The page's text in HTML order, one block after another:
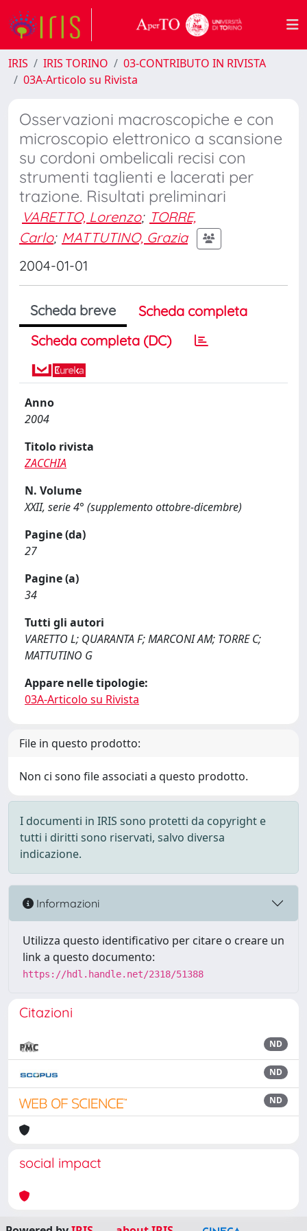
IRIS IRIS TORINO
03-CONTRIBUTO IN RIVISTA
03A-Articolo su Rivista
Osservazioni macroscopiche e con
microscopio elettronico a scansione
su cordoni ombelicali recisi con
strumenti taglienti e lacerati per
trazione. Risultati preliminari
VARETTO, Lorenzo; TORRE,
Carlo; MATTUTINO, Grazia
2004-01-01
Scheda breve
Scheda completa
Scheda completa (DC)
Anno
2004
Titolo rivista
ZACCHIA
N. Volume
XXII, serie 4° (supplemento ottobre-dicembre)
Pagine (da)
27
Pagine (a)
34
Tutti gli autori
VARETTO L; QUARANTA F; MARCONI AM; TORRE C;
MATTUTINO G
Appare nelle tipologie:
03A-Articolo su Rivista
File in questo prodotto:
Non ci sono file associati a questo prodotto.
I documenti in IRIS sono protetti da copyright e
tutti i diritti sono riservati, salvo diversa
indicazione.
Informazioni
Utilizza questo identificativo per citare o creare un
link a questo documento:
https://hdl.handle.net/2318/51388
Citazioni
ND
ND
ND
social impact